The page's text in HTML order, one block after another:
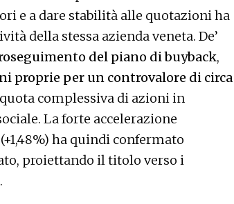
e a dare stabilità alle quotazioni ha
della stessa azienda veneta. De’
del piano di buyback,
proprie per un controvalore di circa
complessiva di azioni in
La forte accelerazione
ha quindi confermato
proiettando il titolo verso i